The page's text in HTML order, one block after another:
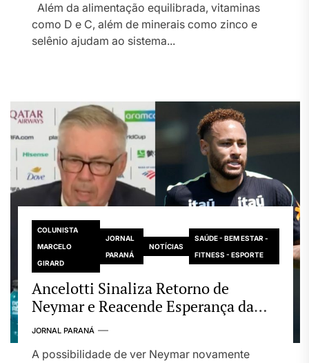
Além da alimentação equilibrada, vitaminas
como D e C, além de minerais como zinco e
selênio ajudam ao sistema...
COLUNISTA
MARCELO
GIRARD
JORNAL
PARANÁ
NOTÍCIAS
SAÚDE - BEM ESTAR -
FITNESS - ESPORTE
Ancelotti Sinaliza Retorno de
Neymar e Reacende Esperança da
Torcida Brasileira
JORNAL PARANÁ
A possibilidade de ver Neymar novamente